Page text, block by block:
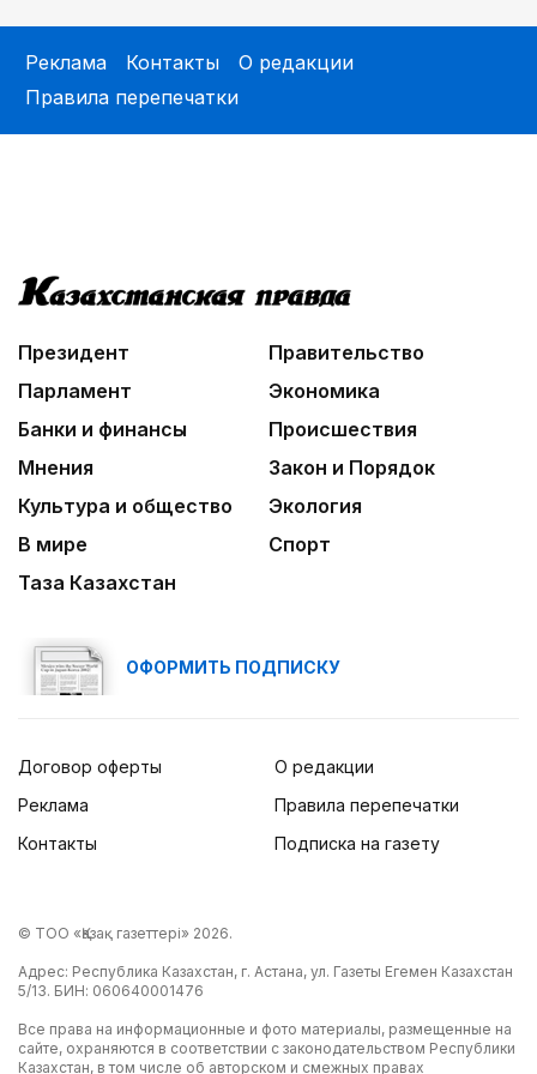
Реклама Контакты
О редакции
Правила перепечатки
Президент
Правительство
Парламент
Экономика
Банки и финансы
Происшествия
Мнения
Закон и Порядок
Культура и общество
Экология
В мире
Спорт
Таза Казахстан
ОФОРМИТЬ ПОДПИСКУ
Договор оферты
Реклама
Контакты
О редакции
Правила перепечатки
Подписка на газету
© ТОО «Қазақ газеттері» 2026.
Адрес: Республика Казахстан, г. Астана, ул. Газеты Егемен Казахстан
5/13. БИН: 060640001476
Все права на информационные и фото материалы, размещенные на
сайте, охраняются в соответствии с законодательством Республики
Казахстан, в том числе об авторском и смежных правах